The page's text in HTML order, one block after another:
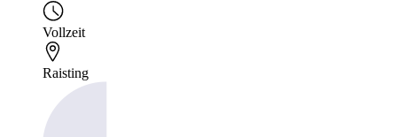
Vollzeit
Raisting